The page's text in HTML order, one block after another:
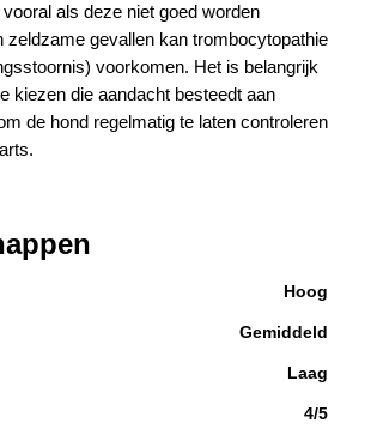
als deze niet goed worden
zeldzame gevallen kan trombocytopathie
voorkomen. Het is belangrijk
kiezen die aandacht besteedt aan
de hond regelmatig te laten controleren
Hoog
Gemiddeld
Laag
4/5